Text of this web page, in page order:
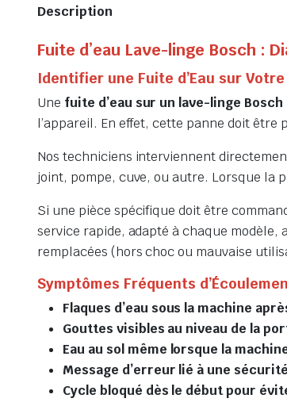
Description
Fuite d’eau Lave-linge Bosch :
Identifier une Fuite d’Eau sur
Une fuite d’eau sur un lave-linge Bosch
l’appareil. En effet, cette panne doit
Nos techniciens interviennent
joint, pompe, cuve, ou autre. Lorsque la
Si une pièce spécifique doit être
service rapide, adapté à chaque
remplacées (hors choc ou mauvaise
Symptômes Fréquents
Flaques d’eau sous la machine
Gouttes visibles au niveau de la
Eau au sol même lorsque la
Message d’erreur lié à une
Cycle bloqué dès le début pour